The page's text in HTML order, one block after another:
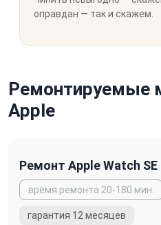
оправдан — так и скажем.
Ремонтируемые
Apple
Ремонт Apple Watch SE